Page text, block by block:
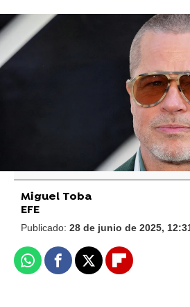
Brad Pitt confiesa que
insana" antes de que esta
salvara: Fumando
Miguel Toba
EFE
Publicado: 28 de junio de 2025,
WhatsappFacebook
X Flipboard